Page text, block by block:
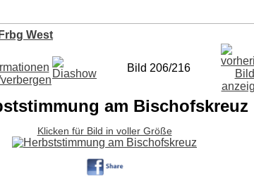
West
Bild 206/216
am Bischofskreuz
Klicken für Bild in voller Größe